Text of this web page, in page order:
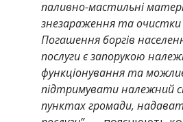
паливно-мастильні
знезараження та очистки
Погашення боргів
послуги є запорукою
функціонування та
підтримувати належний
пунктах громади,